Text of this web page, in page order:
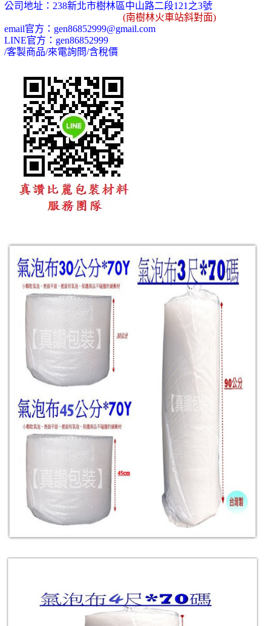
公司地址： 238新北市樹林區中山路二段121 之3號
(南樹林火車站斜對面)
email官方： gen86852999@gmail.com
LINE官方： gen86852999
/客製商品/來電詢問/含稅價